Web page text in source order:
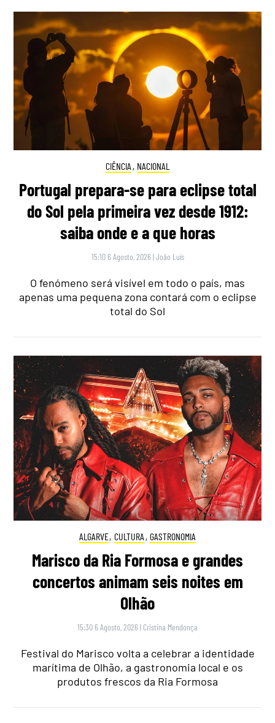
CIÊNCIA , NACIONAL
Portugal prepara-se para eclipse total
do Sol pela primeira vez desde 1912:
saiba onde e a que horas
15:10 6 Agosto, 2026 |João Luís
O fenómeno será visível em todo o país, mas
apenas uma pequena zona contará com o eclipse
total do Sol
ALGARVE, CULTURA , GASTRONOMIA
Marisco da Ria Formosa e grandes
concertos animam seis noites em
Olhão
15:30 6 Agosto, 2026 | Cristina Mendonça
Festival do Marisco volta a celebrar a identidade
marítima de Olhão, a gastronomia local e os
produtos frescos da Ria Formosa